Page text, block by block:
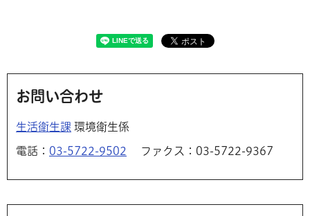
お問い合わせ
生活衛生課 環境衛生係
電話： 03-5722-9502 ファクス：03-5722-9367